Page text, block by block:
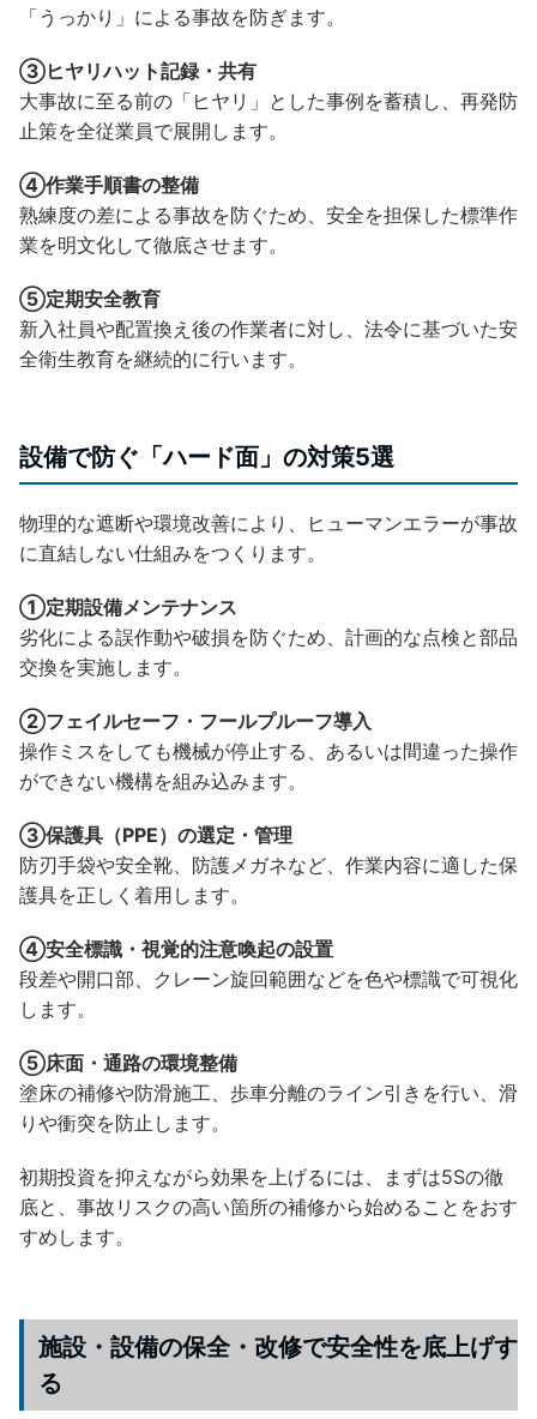
「うっかり」による事故を防ぎます。
③ヒヤリハット記録・共有
大事故に至る前の「ヒヤリ」とした事例を蓄積し、再発防
止策を全従業員で展開します。
④作業手順書の整備
熟練度の差による事故を防ぐため、安全を担保した標準作
業を明文化して徹底させます。
⑤定期安全教育
新入社員や配置換え後の作業者に対し、法令に基づいた安
全衛生教育を継続的に行います。
設備で防ぐ「ハード面」の対策5選
物理的な遮断や環境改善により、ヒューマンエラーが事故
に直結しない仕組みをつくります。
①定期設備メンテナンス
劣化による誤作動や破損を防ぐため、計画的な点検と部品
交換を実施します。
②フェイルセーフ・フールプルーフ導入
操作ミスをしても機械が停止する、あるいは間違った操作
ができない機構を組み込みます。
③保護具（PPE）の選定・管理
防刃手袋や安全靴、防護メガネなど、作業内容に適した保
護具を正しく着用します。
④安全標識・視覚的注意喚起の設置
段差や開口部、クレーン旋回範囲などを色や標識で可視化
します。
⑤床面・通路の環境整備
塗床の補修や防滑施工、歩車分離のライン引きを行い、滑
りや衝突を防止します。
初期投資を抑えながら効果を上げるには、まずは5Sの徹
底と、事故リスクの高い箇所の補修から始めることをおす
すめします。
施設・設備の保全・改修で安全性を底上げす
る